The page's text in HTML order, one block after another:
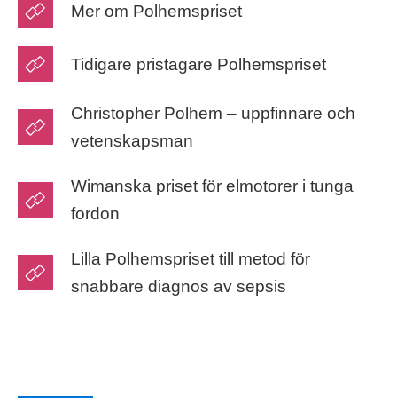
Mer om Polhemspriset
Tidigare pristagare Polhemspriset
Christopher Polhem – uppfinnare och
vetenskapsman
Wimanska priset för elmotorer i tunga
fordon
Lilla Polhemspriset till metod för
snabbare diagnos av sepsis